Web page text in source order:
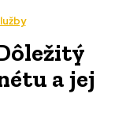
a jej